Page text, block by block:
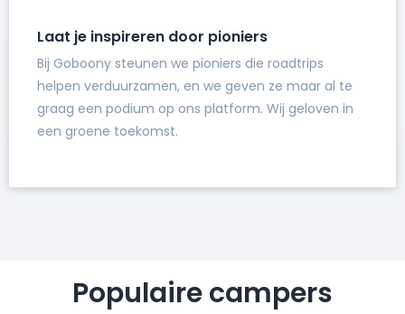
Laat je inspireren door pioniers
Bij Goboony steunen we pioniers die roadtrips
helpen verduurzamen, en we geven ze maar al te
graag een podium op ons platform. Wij geloven in
een groene toekomst.
Populaire campers